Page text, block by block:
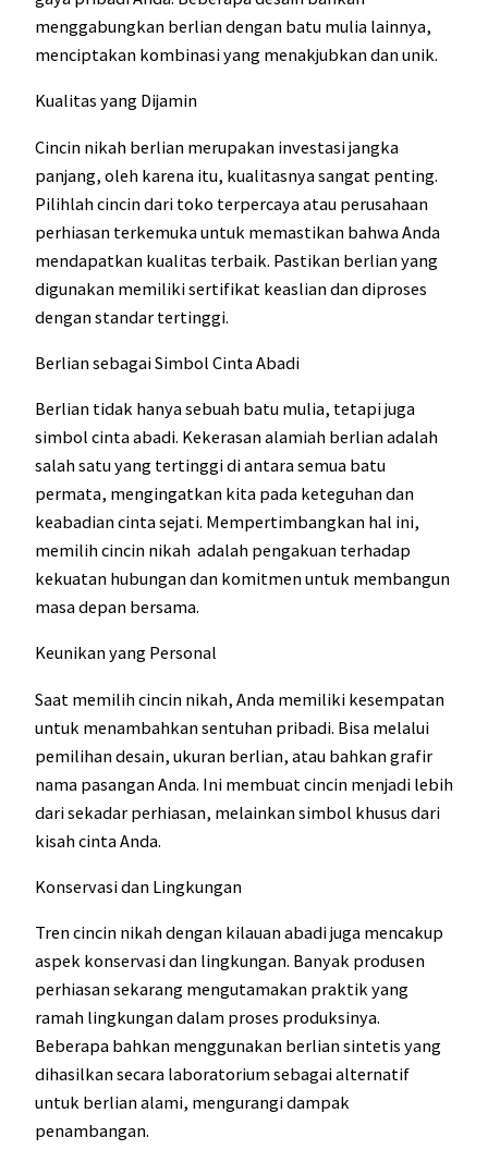
menggabungkan berlian dengan batu mulia lainnya,
menciptakan kombinasi yang menakjubkan dan unik.
Kualitas yang Dijamin
Cincin nikah berlian merupakan investasi jangka
panjang, oleh karena itu, kualitasnya sangat penting.
Pilihlah cincin dari toko terpercaya atau perusahaan
perhiasan terkemuka untuk memastikan bahwa Anda
mendapatkan kualitas terbaik. Pastikan berlian yang
digunakan memiliki sertifikat keaslian dan diproses
dengan standar tertinggi.
Berlian sebagai Simbol Cinta Abadi
Berlian tidak hanya sebuah batu mulia, tetapi juga
simbol cinta abadi. Kekerasan alamiah berlian adalah
salah satu yang tertinggi di antara semua batu
permata, mengingatkan kita pada keteguhan dan
keabadian cinta sejati. Mempertimbangkan hal ini,
memilih cincin nikah adalah pengakuan terhadap
kekuatan hubungan dan komitmen untuk membangun
masa depan bersama.
Keunikan yang Personal
Saat memilih cincin nikah, Anda memiliki kesempatan
untuk menambahkan sentuhan pribadi. Bisa melalui
pemilihan desain, ukuran berlian, atau bahkan grafir
nama pasangan Anda. Ini membuat cincin menjadi lebih
dari sekadar perhiasan, melainkan simbol khusus dari
kisah cinta Anda.
Konservasi dan Lingkungan
Tren cincin nikah dengan kilauan abadi juga mencakup
aspek konservasi dan lingkungan. Banyak produsen
perhiasan sekarang mengutamakan praktik yang
ramah lingkungan dalam proses produksinya.
Beberapa bahkan menggunakan berlian sintetis yang
dihasilkan secara laboratorium sebagai alternatif
untuk berlian alami, mengurangi dampak
penambangan.